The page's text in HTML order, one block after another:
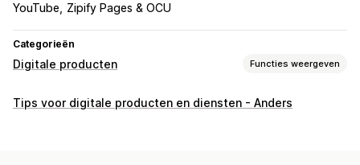
YouTube
Zipify Pages & OCU
Categorieën
Digitale producten Functies weergeven
Producttypes
Tips voor digitale producten en diensten - Anders